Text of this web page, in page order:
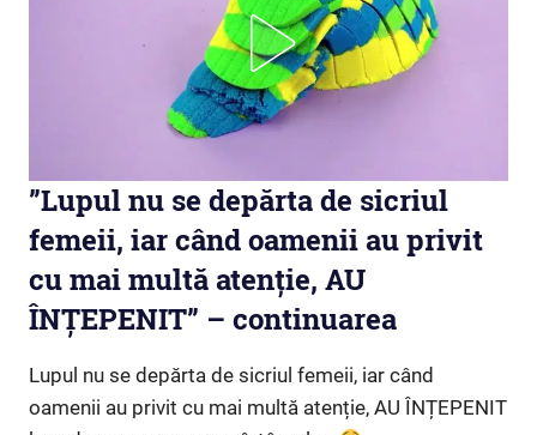
”Lupul nu se depărta de sicriul
femeii, iar când oamenii au privit
cu mai multă atenție, AU
ÎNȚEPENIT” – continuarea
Lupul nu se depărta de sicriul femeii, iar când
oamenii au privit cu mai multă atenție, AU ÎNȚEPENIT